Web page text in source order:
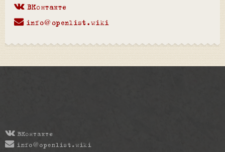
ВКонтакте
info@openlist.wiki
ВКонтакте
info@openlist.wiki